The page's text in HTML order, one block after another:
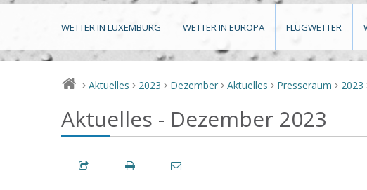
WETTER IN LUXEMBURG WETTER IN EUROPA FLUGWETTER
> Aktuelles > 2023 > Dezember > Aktuelles > Presseraum > 2023
Aktuelles - Dezember 2023